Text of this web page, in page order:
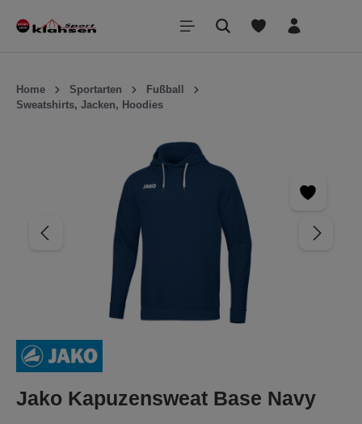
springen
Home Sportarten
Fußball
Sweatshirts, Jacken, Hoodies
Jako Kapuzensweat Base Navy